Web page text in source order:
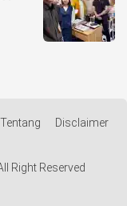
Tentang
Disclaimer
Right Reserved